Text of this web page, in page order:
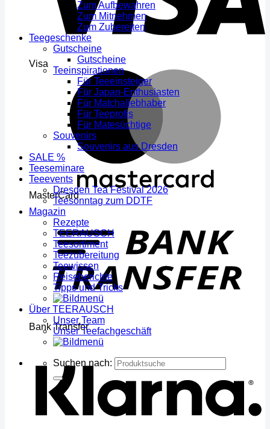
Visa
MasterCard
Bank Transfer
Zum Aufbewahren
Zum Mitnehmen
Zum Zubereiten
Teegeschenke
Gutscheine
Gutscheine
Teeinspirationen
Für Teeeinsteiger
Für Japan-Enthusiasten
Für Matchaliebhaber
Für Teeprofis
Für Matesüchtige
Souvenirs
Souvenirs aus Dresden
SALE %
Teeseminare
Teeevents
Dresden Tea Festival 2026
Teesonntag zum DDTF
Magazin
Rezepte
TEERAUSCH
Teesortiment
Teezubereitung
Teewissen
Reiseberichte
Tipps und Tricks
Über TEERAUSCH
Unser Team
Unser Teefachgeschäft
Suchen nach: